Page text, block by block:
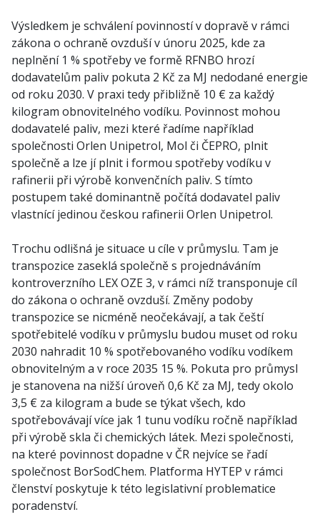
Výsledkem je schválení povinností v dopravě v rámci
zákona o ochraně ovzduší v únoru 2025, kde za
neplnění 1 % spotřeby ve formě RFNBO hrozí
dodavatelům paliv pokuta 2 Kč za MJ nedodané energie
od roku 2030. V praxi tedy přibližně 10 € za každý
kilogram obnovitelného vodíku. Povinnost mohou
dodavatelé paliv, mezi které řadíme například
společnosti Orlen Unipetrol, Mol či ČEPRO, plnit
společně a lze jí plnit i formou spotřeby vodíku v
rafinerii při výrobě konvenčních paliv. S tímto
postupem také dominantně počítá dodavatel paliv
vlastnící jedinou českou rafinerii Orlen Unipetrol.
Trochu odlišná je situace u cíle v průmyslu. Tam je
transpozice zaseklá společně s projednáváním
kontroverzního LEX OZE 3, v rámci níž transponuje cíl
do zákona o ochraně ovzduší. Změny podoby
transpozice se nicméně neočekávají, a tak čeští
spotřebitelé vodíku v průmyslu budou muset od roku
2030 nahradit 10 % spotřebovaného vodíku vodíkem
obnovitelným a v roce 2035 15 %. Pokuta pro průmysl
je stanovena na nižší úroveň 0,6 Kč za MJ, tedy okolo
3,5 € za kilogram a bude se týkat všech, kdo
spotřebovávají více jak 1 tunu vodíku ročně například
při výrobě skla či chemických látek. Mezi společnosti,
na které povinnost dopadne v ČR nejvíce se řadí
společnost BorSodChem. Platforma HYTEP v rámci
členství poskytuje k této legislativní problematice
poradenství.